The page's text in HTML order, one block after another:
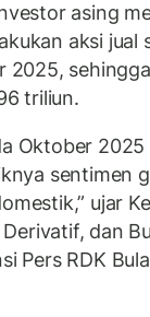
asing
aksi jual
2025,
triliun.
Oktober 2025
sentimen
ujar
dan
Pers RDK